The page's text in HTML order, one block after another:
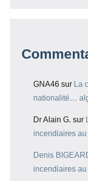
GNA46 sur La
nationalité…
Dr Alain G. sur
incendiaires
Denis
incendiaires